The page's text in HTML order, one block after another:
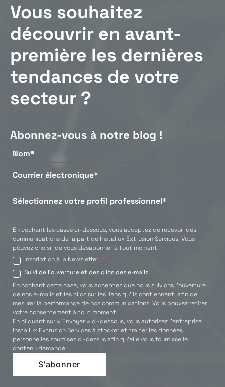
Vous souhaitez
découvrir en avant-
première les dernières
tendances de votre
secteur ?
Abonnez-vous à notre blog !
En cochant les cases ci-dessous, vous acceptez de recevoir des
communications de la part de Installux Extrusion Services. Vous
pouvez choisir de vous désabonner à tout moment.
Inscription à la Newsletter *
Suivi de l'ouverture et des clics des e-mails
En cochant cette case, vous acceptez que nous suivions l'ouverture
de nos e-mails et les clics sur les liens qu'ils contiennent, afin de
mesurer la performance de nos communications. Vous pouvez retirer
votre consentement à tout moment.
En cliquant sur « Envoyer » ci-dessous, vous autorisez l’entreprise
Installux Extrusion Services à stocker et traiter les données
personnelles soumises ci-dessus afin qu’elle vous fournisse le
contenu demandé.